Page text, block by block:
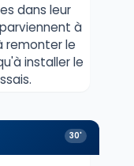
dans leur
à
remonter le
installer le
30'